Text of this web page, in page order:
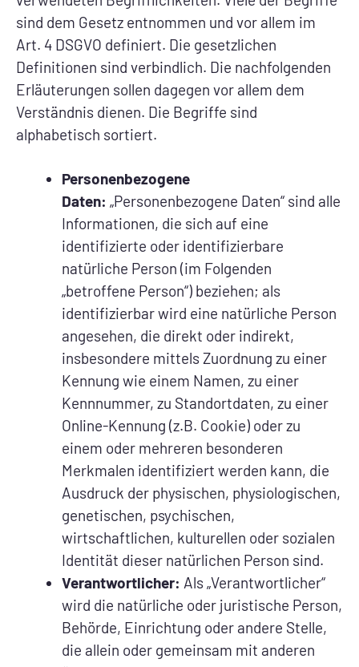
sind dem Gesetz entnommen und vor allem im
Art. 4 DSGVO definiert. Die gesetzlichen
Definitionen sind verbindlich. Die nachfolgenden
Erläuterungen sollen dagegen vor allem dem
Verständnis dienen. Die Begriffe sind
alphabetisch sortiert.
Personenbezogene
Daten: „Personenbezogene Daten“ sind alle
Informationen, die sich auf eine
identifizierte oder identifizierbare
natürliche Person (im Folgenden
„betroffene Person“) beziehen; als
identifizierbar wird eine natürliche Person
angesehen, die direkt oder indirekt,
insbesondere mittels Zuordnung zu einer
Kennung wie einem Namen, zu einer
Kennnummer, zu Standortdaten, zu einer
Online-Kennung (z.B. Cookie) oder zu
einem oder mehreren besonderen
Merkmalen identifiziert werden kann, die
Ausdruck der physischen, physiologischen,
genetischen, psychischen,
wirtschaftlichen, kulturellen oder sozialen
Identität dieser natürlichen Person sind.
Verantwortlicher: Als „Verantwortlicher“
wird die natürliche oder juristische Person,
Behörde, Einrichtung oder andere Stelle,
die allein oder gemeinsam mit anderen